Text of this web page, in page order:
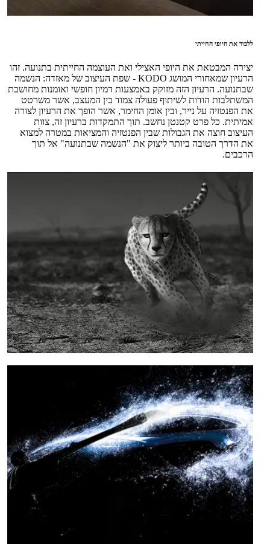
ללכוד את היופי החייתי
יצירה המבטאת את היופי האצילי ואת העוצמה החייתית בתנועה. זהו
הרעיון שמאחורי המושג KODO - שפת העיצוב של מאזדה: הנשמה
שבתנועה. הרעיון הזה מזוקק באמצעות דמיון חופשי ואומנות מחושבת
המשתלבות הודות לשיתוף פעולה צמוד בין המעצב, אשר משרטט
את הפנטזיה על נייר, ובין אומן החימר, אשר הופך את הרעיון לצורה
אמיתית. כל פרט קטנטן נחשב. תוך התמקדות ברעיון זה, צוות
העיצוב חוצה את הגבולות שבין הפנטזיה והמציאות במטרה למצוא
את הדרך הטובה ביותר ליצוק את "הנשמה שבתנועה" אל תוך
הרכבים.